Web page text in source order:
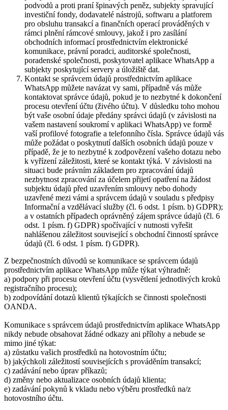
podvodů a proti praní špinavých peněz, subjekty spravující
investiční fondy, dodavatelé nástrojů, softwaru a platforem
pro obsluhu transakcí a finančních operací prováděných v
rámci plnění rámcové smlouvy, jakož i pro zasílání
obchodních informací prostřednictvím elektronické
komunikace, právní poradci, auditorské společnosti,
poradenské společnosti, poskytovatel aplikace WhatsApp a
subjekty poskytující servery a úložiště dat.
Kontakt se správcem údajů prostřednictvím aplikace
WhatsApp můžete navázat vy sami, případně vás může
kontaktovat správce údajů, pokud je to nezbytné k dokončení
procesu otevření účtu (živého účtu). V důsledku toho mohou
být vaše osobní údaje předány správci údajů (v závislosti na
vašem nastavení soukromí v aplikaci WhatsApp) ve formě
vaší profilové fotografie a telefonního čísla. Správce údajů vás
může požádat o poskytnutí dalších osobních údajů pouze v
případě, že je to nezbytné k zodpovězení vašeho dotazu nebo
k vyřízení záležitosti, které se kontakt týká. V závislosti na
situaci bude právním základem pro zpracování údajů
nezbytnost zpracování za účelem přijetí opatření na žádost
subjektu údajů před uzavřením smlouvy nebo dohody
uzavřené mezi vámi a správcem údajů v souladu s předpisy
Informační a vzdělávací služby (čl. 6 odst. 1 písm. b) GDPR);
a v ostatních případech oprávněný zájem správce údajů (čl. 6
odst. 1 písm. f) GDPR) spočívající v nutnosti vyřešit
nahlášenou záležitost související s obchodní činností správce
údajů (čl. 6 odst. 1 písm. f) GDPR).
Z bezpečnostních důvodů se komunikace se správcem údajů
prostřednictvím aplikace WhatsApp může týkat výhradně:
a) podpory při procesu otevření účtu (vysvětlení jednotlivých kroků
registračního procesu);
b) zodpovídání dotazů klientů týkajících se činnosti společnosti
OANDA.
Komunikace s správcem údajů prostřednictvím aplikace WhatsApp
nikdy nebude obsahovat žádné odkazy ani přílohy a nebude se
mimo jiné týkat:
a) zůstatku vašich prostředků na hotovostním účtu;
b) jakýchkoli záležitostí souvisejících s prováděním transakcí;
c) zadávání nebo úprav příkazů;
d) změny nebo aktualizace osobních údajů klienta;
e) zadávání pokynů k vkladu nebo výběru prostředků na/z
hotovostního účtu.